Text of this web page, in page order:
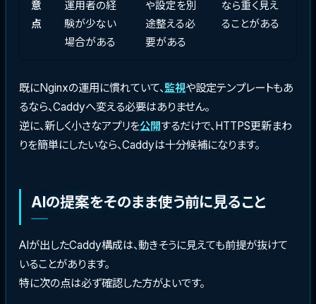
意
点
運用者の経
験が少ない
場合がある
や設定を別
途整える必
要がある
なら重く見え
ることがある
既にNginxの運用に慣れていて、 監視や設定テンプレートもあ
るなら、Caddyへ変える必要はありません。
逆に、新しく小さなアプリを公開するだけで、HTTPS更新まわ
りを簡単にしたいなら、Caddyは十分候補になります。
AIの提案をそのまま使う前に見ること
AIが出したCaddy構成は、動きそうに見えても前提が抜けて
いることがあります。
特に次の点は必ず確認した方がよいです。